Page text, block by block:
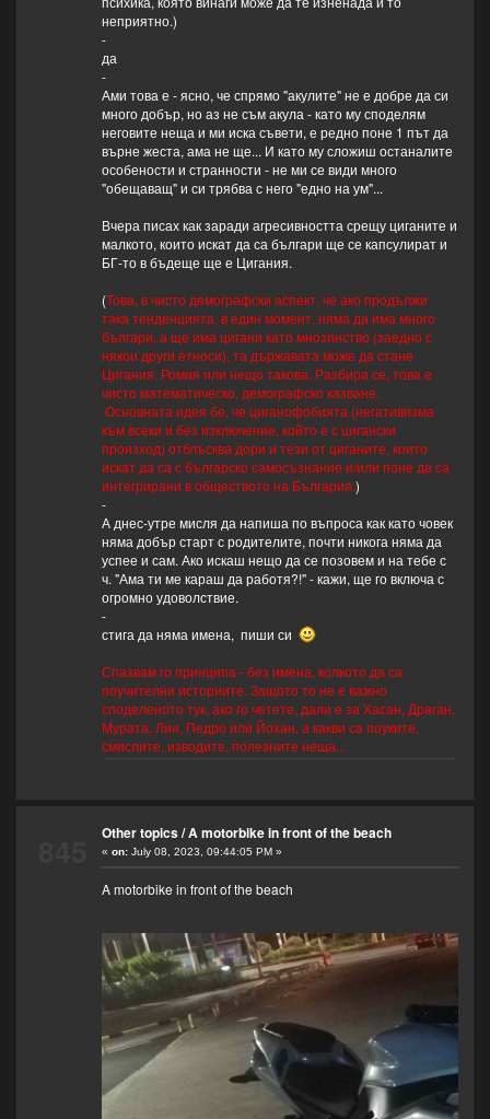
неприятно.)
-
да
-
Ами това е - ясно, че спрямо "акулите" не е добре да си
много добър, но аз не съм акула - като му споделям
неговите неща и ми иска съвети, е редно поне 1 път да
върне жеста, ама не ще... И като му сложиш останалите
особености и странности - не ми се види много
"обещаващ" и си трябва с него "едно на ум"...
Вчера писах как заради агресивността срещу циганите и
малкото, които искат да са българи ще се капсулират и
БГ-то в бъдеще ще е Цигания.
(Това, в чисто демографски аспект, че ако продължи
така тенденцията, в един момент, няма да има много
българи, а ще има цигани като мнозинство (заедно с
някои други етноси), та държавата може да стане
Цигания, Ромия или нещо такова. Разбира се, това е
чисто математическо, демографско казване.
Основната идея бе, че циганофобията (негативизма
към всеки и без изключение, който е с цигански
произход) отблъсква дори и тези от циганите, които
искат да са с българско самосъзнание и/или поне да са
интегрирани в обществото на България.)
-
А днес-утре мисля да напиша по въпроса как като човек
няма добър старт с родителите, почти никога няма да
успее и сам. Ако искаш нещо да се позовем и на тебе с
ч. "Ама ти ме караш да работя?!" - кажи, ще го включа с
огромно удоволствие.
-
стига да няма имена, пиши си
Спазвам го принципа - без имена, колкото да са
поучителни историите. Защото то не е важно
споделеното тук, ако го четете, дали е за Хасан, Драган,
Мурата, Лин, Педро или Йохан, а какви са поуките,
смислите, изводите, полезните неща...
Other topics/A motorbike in front of the beach
« on:July 08, 2023, 09:44:05 PM »
A motorbike in front of the beach